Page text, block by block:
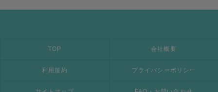
TOP 会社概要
利用規約 プライバシーポリシー